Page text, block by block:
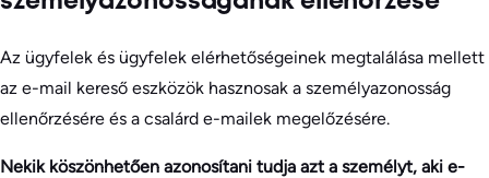
Az ügyfelek és ügyfelek elérhetőségeinek megtalálása mellett
az e-mail kereső eszközök hasznosak a személyazonosság
ellenőrzésére és a csalárd e-mailek megelőzésére.
Nekik köszönhetően azonosítani tudja azt a személyt, aki e-